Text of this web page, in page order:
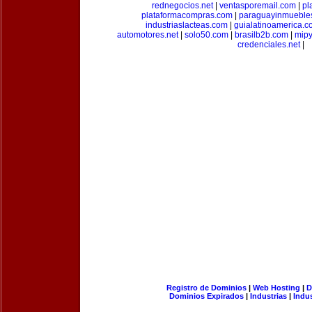
rednegocios.net| ventasporemail.com
plataformacompras.com
industriaslacteas.com
automotores.net| solo50.com brasilb2b.com
credenciales.net|
Registro de Dominios| Web Hosting |
Dominios Expirados | Industrias |